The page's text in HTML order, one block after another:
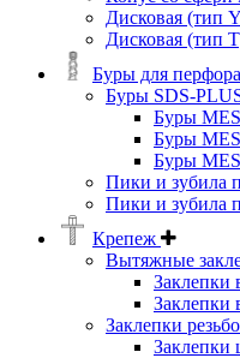
Дисковая (тип
Дисковая (тип
Буры для
Буры SDS-
Буры
Буры
Буры
Пики и зубила
Пики и зубила
Крепеж
Вытяжные
Заклепки
Заклепки
Заклепки
Заклепки